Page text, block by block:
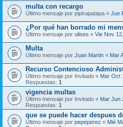
multa con recargo
Último mensaje por pipirapatapa « Jue
¿Por qué han borrado mi
Último mensaje por ulises « Vie Nov
Multa
Último mensaje por Juan Martin « Mar
Recurso Contencioso
Último mensaje por Invitado « Mar Oct
Respuestas: 1
vigencia multas
Último mensaje por Invitado « Mar Jun
Respuestas: 1
que se puede hacer despues
Último mensaje por pepeperez « Mié